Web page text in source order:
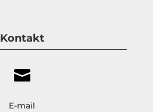
Kontakt

E-mail